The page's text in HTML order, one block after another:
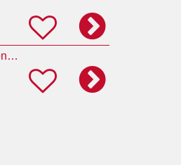
Sicherheitsmitarbeiter (m/w/d) für die Baustellenbewachung mit Qualifikation Betriebssanitäter in